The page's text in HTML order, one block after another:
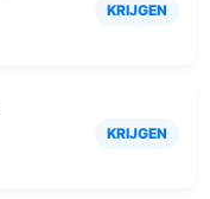
KRIJGEN
KRIJGEN